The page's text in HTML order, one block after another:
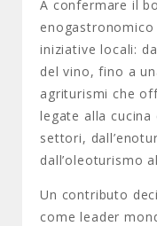
A confermare il
iniziative locali:
del vino, fino a
agriturismi che
legate alla
settori,
dall’oleoturismo
Un contributo
come leader